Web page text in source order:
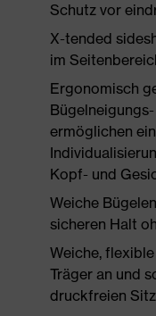
Schutz vor
X-tended
im
Ergonomisch
ermöglichen
Kopf- und
Weiche
sicheren Halt
Weiche,
Träger an und
druckfreien Sitz